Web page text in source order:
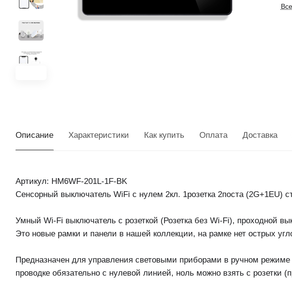
Описание Характеристики Как купить Оплата Доставка
Артикул: HM6WF-201L-1F-BK
Сенсорный выключатель WiFi с нулем 2кл. 1розетка 2поста (2G+1EU)
Умный Wi-Fi выключатель с розеткой (Розетка без Wi-Fi), проходной
Это новые рамки и панели в нашей коллекции, на рамке нет острых
Предназначен для управления световыми приборами в ручном
проводке обязательно с нулевой линией, ноль можно взять с